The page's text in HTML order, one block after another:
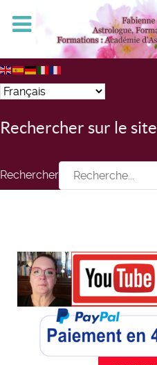
Rechercher sur le site
Rechercher